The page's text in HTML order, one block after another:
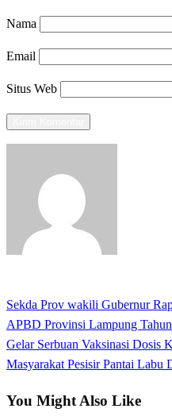
Nama
Email
Situs Web
Navigasi
pos
Previous
Post
Sekda Prov wakili Gubernur
APBD Provinsi Lampung
Next
Post
Gelar Serbuan Vaksinasi Dosis
Masyarakat Pesisir Pantai Labu
You Might Also Like